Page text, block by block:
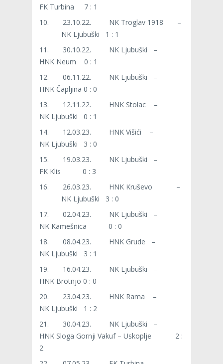
FK Turbina 7 : 1
10. 23.10.22. NK Troglav 1918 –
NK Ljubuški 1 : 1
11. 30.10.22. NK Ljubuški –
HNK Neum 0 : 1
12. 06.11.22. NK Ljubuški –
HNK Čapljina 0 : 0
13. 12.11.22. HNK Stolac –
NK Ljubuški 0 : 1
14. 12.03.23. HNK Višići –
NK Ljubuški 3 : 0
15. 19.03.23. NK Ljubuški –
FK Klis 0 : 3
16. 26.03.23. HNK Kruševo –
NK Ljubuški 3 : 0
17. 02.04.23. NK Ljubuški –
NK Kamešnica 0 : 0
18. 08.04.23. HNK Grude –
NK Ljubuški 3 : 1
19. 16.04.23. NK Ljubuški –
HNK Brotnjo 0 : 0
20. 23.04.23. HNK Rama –
NK Ljubuški 1 : 2
21. 30.04.23. NK Ljubuški –
HNK Sloga Gornji Vakuf – Uskoplje 2 :
2